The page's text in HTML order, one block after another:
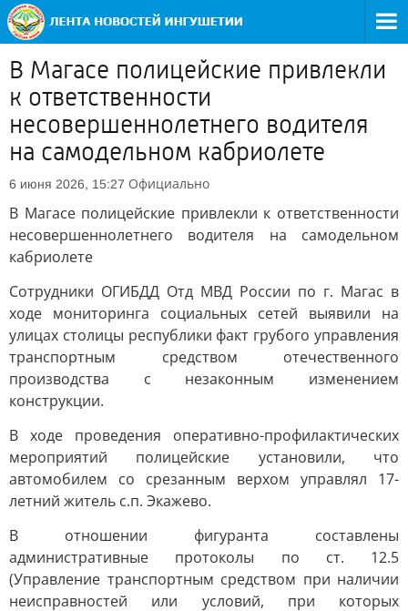
В Магасе полицейские привлекли
к ответственности
несовершеннолетнего водителя
на самодельном кабриолете
6 июня 2026, 15:27 Официально
В Магасе полицейские привлекли к ответственности
несовершеннолетнего водителя на самодельном
кабриолете
Сотрудники ОГИБДД Отд МВД России по г. Магас в
ходе мониторинга социальных сетей выявили на
улицах столицы республики факт грубого управления
транспортным средством отечественного
производства с незаконным изменением
конструкции.
В ходе проведения оперативно-профилактических
мероприятий полицейские установили, что
автомобилем со срезанным верхом управлял 17-
летний житель с.п. Экажево.
В отношении фигуранта составлены
административные протоколы по ст. 12.5
(Управление транспортным средством при наличии
неисправностей или условий, при которых